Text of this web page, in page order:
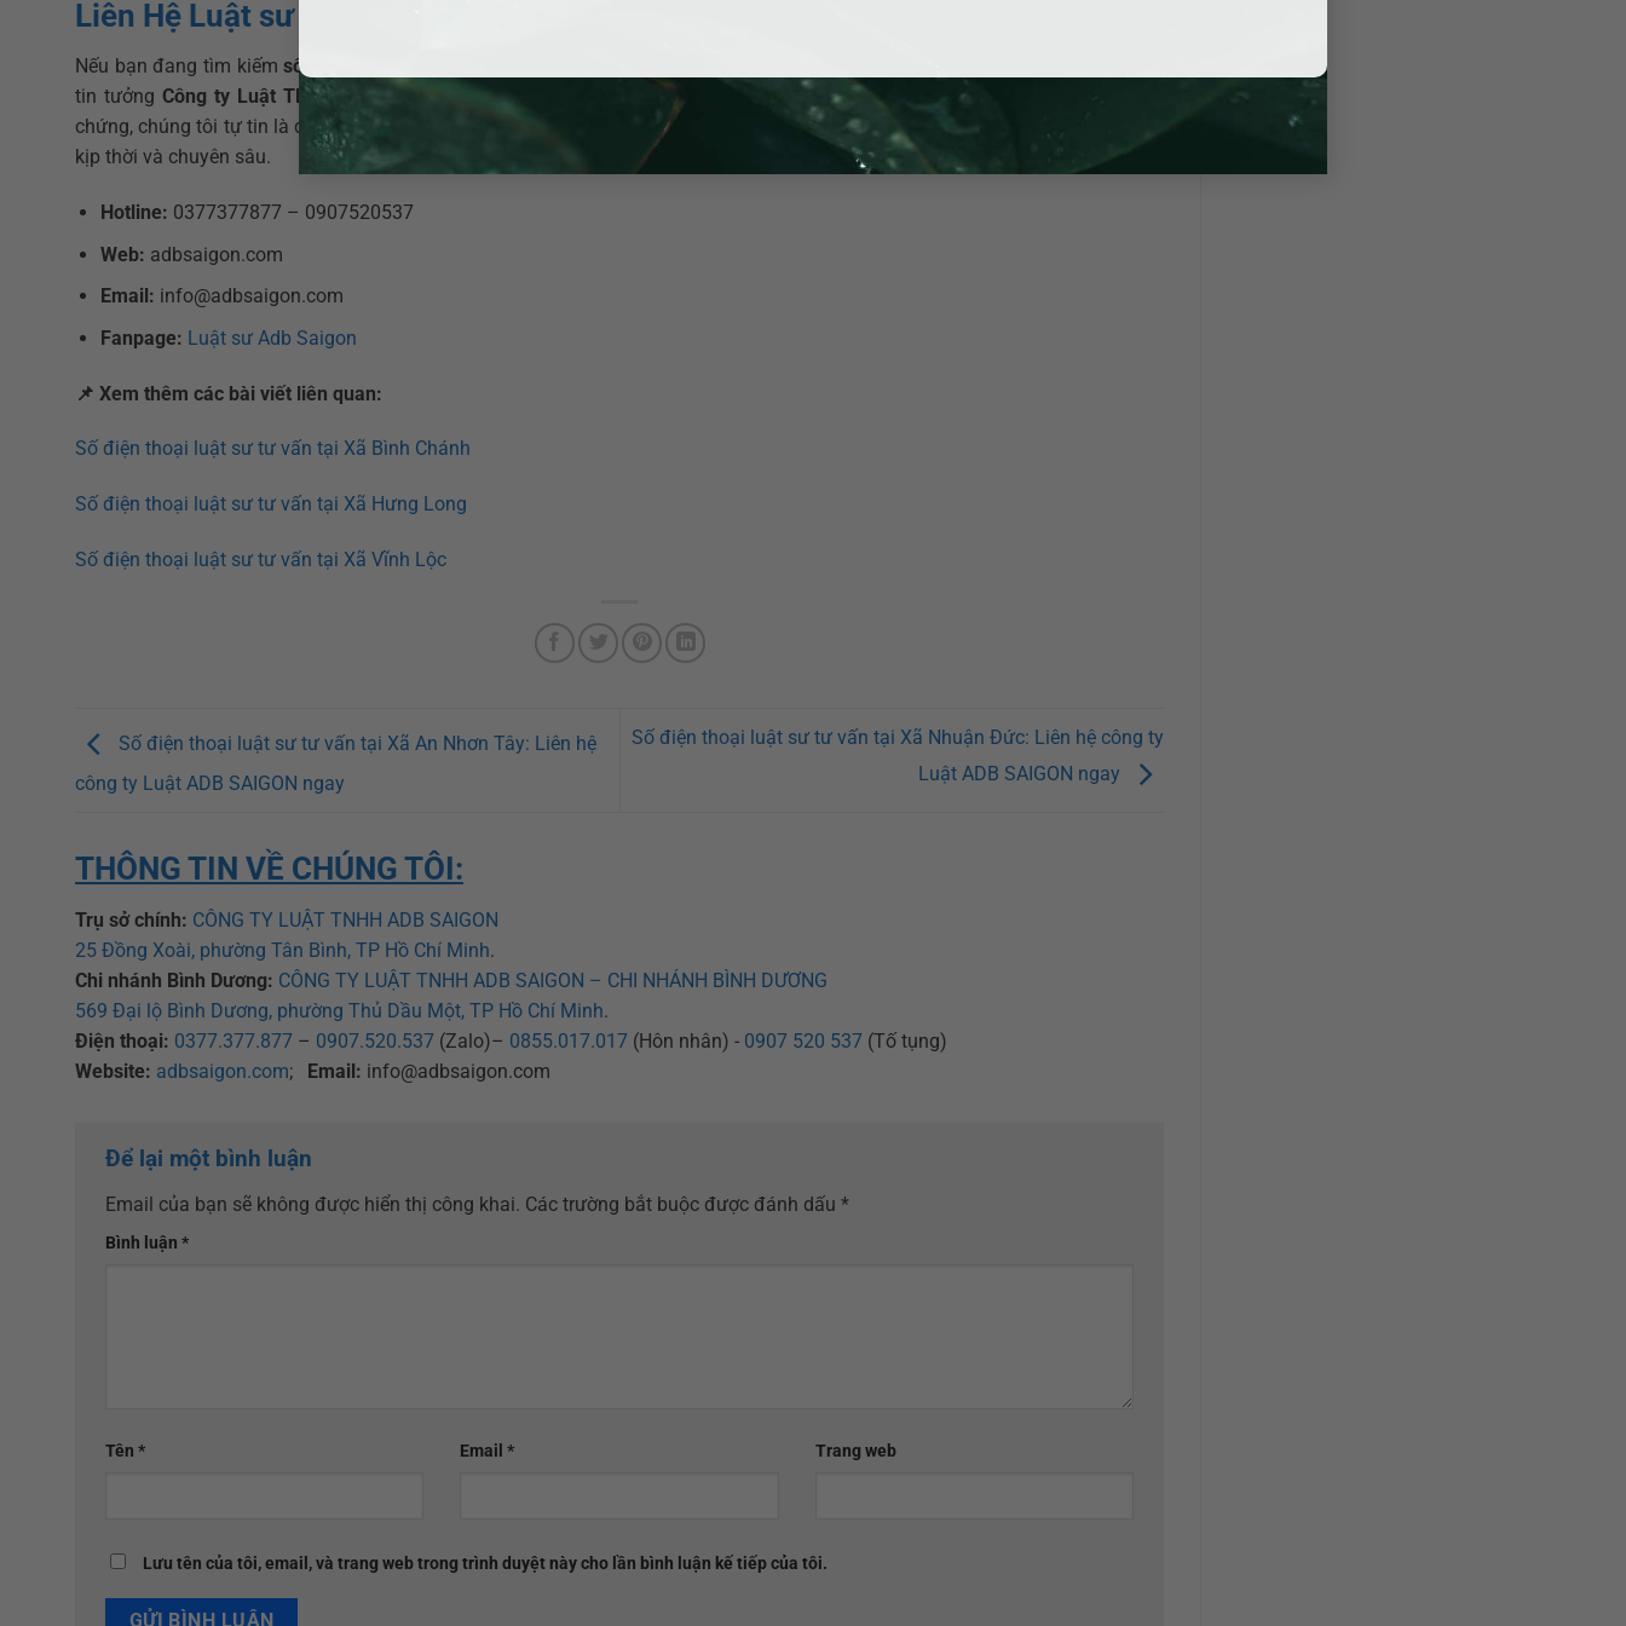
Liên Hệ Luật sư ADB SAIGON – Công ty Luật uy tín tại TP HCM
Nếu bạn đang tìm kiếmsố điện thoại luật sư
tin tưởngCông ty Luật TNHH ADB SAIGON
. Với cam kết tận tâm, chuyên nghiệp và kinh nghiệm thực chiến đã được kiểm
chứng, chúng tôi tự tin là đối tác pháp lý đáng tin cậy của bạn. Đừng ngần ngại gọi ngay cho chúng tôi để nhận được sự hỗ trợ
kịp thời và chuyên sâu.
Hotline: 0377377877 – 0907520537
Web: adbsaigon.com
Email: info@adbsaigon.com
Fanpage: Luật sư Adb Saigon
📌 Xem thêm các bài viết liên quan:
Số điện thoại luật sư tư vấn tại Xã Bình Chánh
Số điện thoại luật sư tư vấn tại Xã Hưng Long
Số điện thoại luật sư tư vấn tại Xã Vĩnh Lộc
Số điện thoại luật sư tư vấn tại Xã An Nhơn Tây: Liên hệ
công ty Luật ADB SAIGON ngay
Số điện thoại luật sư tư vấn tại Xã Nhuận Đức: Liên hệ công ty
Luật ADB SAIGON ngay
THÔNG TIN VỀ CHÚNG TÔI:
Trụ sở chính: CÔNG TY LUẬT TNHH ADB SAIGON
25 Đồng Xoài, phường Tân Bình, TP Hồ Chí Minh.
Chi nhánh Bình Dương: CÔNG TY LUẬT TNHH ADB SAIGON – CHI NHÁNH BÌNH DƯƠNG
569 Đại lộ Bình Dương, phường Thủ Dầu Một, TP Hồ Chí Minh.
Điện thoại: 0377.377.877 – 0907.520.537 (Zalo)– 0855.017.017 (Hôn nhân) - 0907 520 537 (Tố tụng)
Website: adbsaigon.com; Email: info@adbsaigon.com
Để lại một bình luận
Email của bạn sẽ không được hiển thị công khai. Các trường bắt buộc được đánh dấu *
Bình luận *
Tên * Email* Trang web
Lưu tên của tôi, email, và trang web trong trình duyệt này cho lần bình luận kế tiếp của tôi.